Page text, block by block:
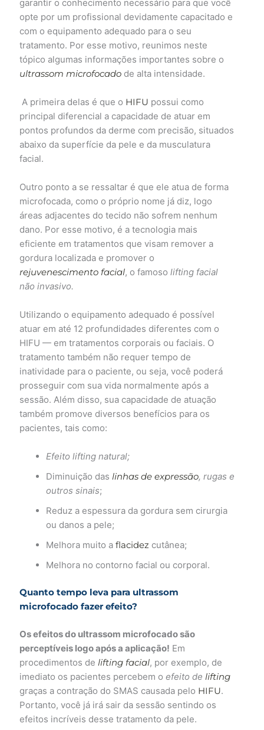
garantir o conhecimento necessário para que você
opte por um profissional devidamente capacitado e
com o equipamento adequado para o seu
tratamento. Por esse motivo, reunimos neste
tópico algumas informações importantes sobre o
ultrassom microfocado de alta intensidade.
A primeira delas é que o HIFU possui como
principal diferencial a capacidade de atuar em
pontos profundos da derme com precisão, situados
abaixo da superfície da pele e da musculatura
facial.
Outro ponto a se ressaltar é que ele atua de forma
microfocada, como o próprio nome já diz, logo
áreas adjacentes do tecido não sofrem nenhum
dano. Por esse motivo, é a tecnologia mais
eficiente em tratamentos que visam remover a
gordura localizada e promover o
rejuvenescimento facial, o famosolifting facial
não invasivo.
Utilizando o equipamento adequado é possível
atuar em até 12 profundidades diferentes com o
HIFU — em tratamentos corporais ou faciais. O
tratamento também não requer tempo de
inatividade para o paciente, ou seja, você poderá
prosseguir com sua vida normalmente após a
sessão. Além disso, sua capacidade de atuação
também promove diversos benefícios para os
pacientes, tais como:
Efeito lifting natural;
Diminuição das linhas de expressão, rugas e
outros sinais;
Reduz a espessura da gordura sem cirurgia
ou danos a pele;
Melhora muito aflacidez cutânea;
Melhora no contorno facial ou corporal.
Quanto tempo leva para ultrassom
microfocado fazer efeito?
Os efeitos do ultrassom microfocado são
perceptíveis logo após a aplicação! Em
procedimentos de lifting facial, por exemplo, de
imediato os pacientes percebem oefeito de lifting
graças a contração do SMAS causada pelo HIFU.
Portanto, você já irá sair da sessão sentindo os
efeitos incríveis desse tratamento da pele.